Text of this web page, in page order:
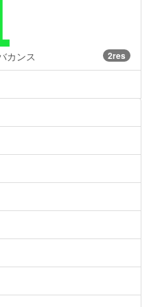
カンス 2res